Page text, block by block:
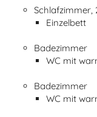
Schlafzimmer,
Einzelbett
Badezimmer
WC mit
Badezimmer
WC mit